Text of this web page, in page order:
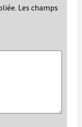
Les champs